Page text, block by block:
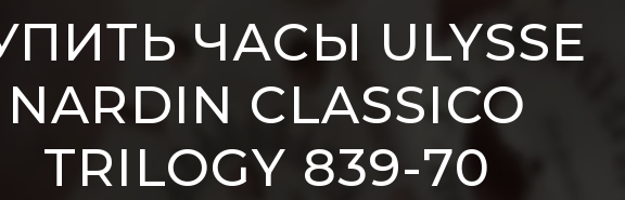
ЧАСЫ ULYSSE
NARDIN CLASSICO
TRILOGY 839-70